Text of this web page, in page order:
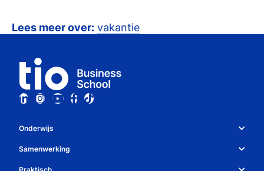
Lees meer over: vakantie
Onderwijs
Studiekeuze en opleidingen
Samenwerking